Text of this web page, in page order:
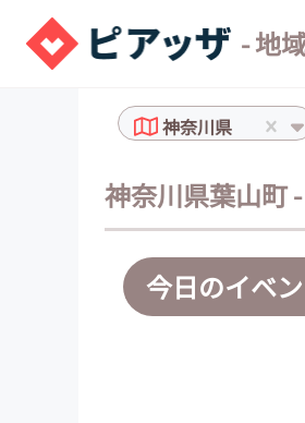
- 地
神奈川県
神奈川県葉山町
今日のイベ